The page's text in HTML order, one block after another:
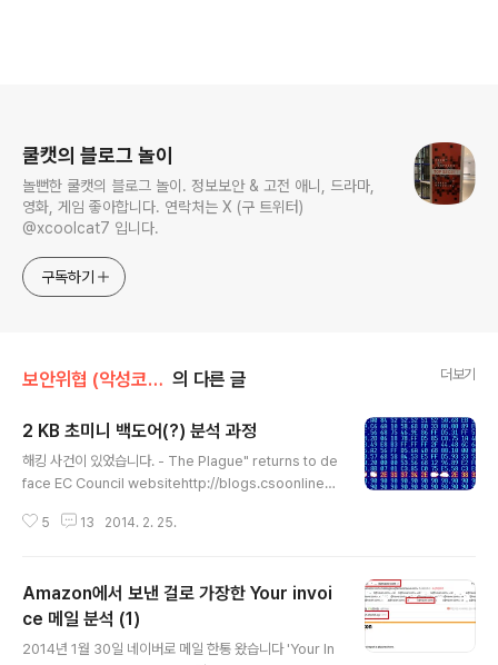
쿨캣의 블로그 놀이
놀뻔한 쿨캣의 블로그 놀이. 정보보안 & 고전 애니, 드라마,
영화, 게임 좋아합니다. 연락처는 X (구 트위터)
@xcoolcat7 입니다.
구독하기
보안위협 (악성코드, 취약점)/악성코드 (Malware) 의 다른 글 더보기
2 KB 초미니 백도어(?) 분석 과정
해킹 사건이 있었습니다. - The Plague" returns to de
face EC Council websitehttp://blogs.csoonline.c
deface-ec-council-website 관련 악성코드가 알려졌
다운로더가 아닐까 생각했습니다. (하지만 이런 예상은 빗
나가곤 합니다.) 난이도가 낮고 일반적으로 쉽게 접하기는
어려운 형태의 샘플입니다.그래서, 앞으로 신입 사원 교육
때 이 샘플을 사용할까 합니다. 분석 결과가 인터넷에 있네
5 13 2014. 2. 25.
Amazon에서 보낸 걸로 가장한 Your invoi
ce 메일 분석 (1)
2014년 1월 30일 네이버로 메일 한통 왔습니다 'Your In